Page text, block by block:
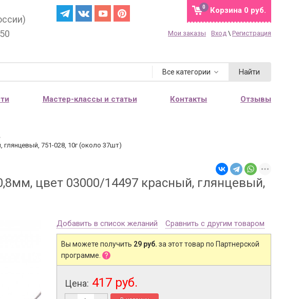
Корзина 0 руб.
0
Мои заказы Вход \ Регистрация
Все категории Найти
Мастер-классы и статьи Контакты Отзывы
751-028, 10г (около 37шт)
цвет 03000/14497 красный, глянцевый,
Добавить в список желаний Сравнить с другим товаром
Вы можете получить 29 руб. за этот товар по Партнерской
программе.
Цена: 417 руб.